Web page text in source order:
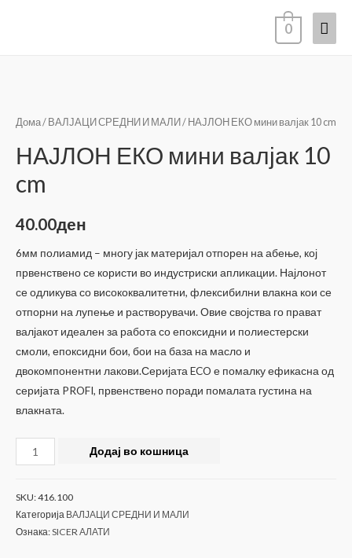
0
Дома/ ВАЛЈАЦИ СРЕДНИ И МАЛИ / НАЈЛОН ЕКО мини валјак 10 cm
НАЈЛОН ЕКО мини валјак 10
cm
40.00ден
6мм полиамид – многу јак материјал отпорен на абење, кој
првенствено се користи во индустриски апликации. Најлонот
се одликува со висококвалитетни, флексибилни влакна кои се
отпорни на лупење и растворувачи. Овие својства го прават
валјакот идеален за работа со епоксидни и полиестерски
смоли, епоксидни бои, бои на база на масло и
двокомпонентни лакови.Серијата ECO е помалку ефикасна од
серијата PROFI, првенствено поради помалата густина на
влакната.
НАЈЛОН
ЕКО
10
Додај во кошница
SKU:416.100
Категорија ВАЛЈАЦИ СРЕДНИ И МАЛИ
Ознака:SICER АЛАТИ